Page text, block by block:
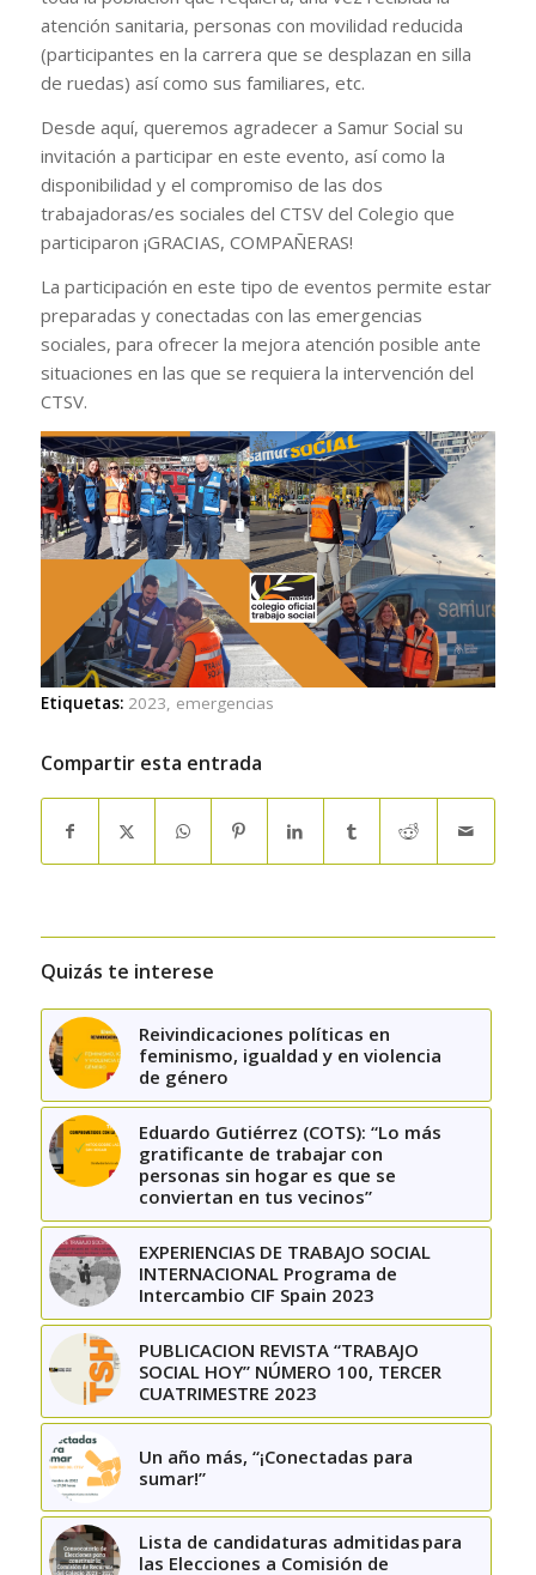
atención sanitaria, personas con movilidad reducida
(participantes en la carrera que se desplazan en silla
de ruedas) así como sus familiares, etc.
Desde aquí, queremos agradecer a Samur Social su
invitación a participar en este evento, así como la
disponibilidad y el compromiso de las dos
trabajadoras/es sociales del CTSV del Colegio que
participaron ¡GRACIAS, COMPAÑERAS!
La participación en este tipo de eventos permite estar
preparadas y conectadas con las emergencias
sociales, para ofrecer la mejora atención posible ante
situaciones en las que se requiera la intervención del
CTSV.
Etiquetas: 2023, emergencias
Compartir esta entrada
Quizás te interese
Reivindicaciones políticas en
feminismo, igualdad y en violencia
de género
Eduardo Gutiérrez (COTS): “Lo más
gratificante de trabajar con
personas sin hogar es que se
conviertan en tus vecinos”
EXPERIENCIAS DE TRABAJO SOCIAL
INTERNACIONAL Programa de
Intercambio CIF Spain 2023
PUBLICACION REVISTA “TRABAJO
SOCIAL HOY” NÚMERO 100, TERCER
CUATRIMESTRE 2023
Un año más, “¡Conectadas para
sumar!”
Lista de candidaturas admitidas para
las Elecciones a Comisión de